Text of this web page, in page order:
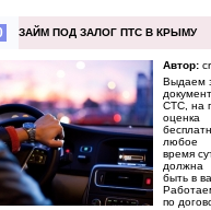
ЗАЙМ ПОД ЗАЛОГ ПТС В КРЫМУ
Автор:
Выдаем
СТС, на
оценка
любое
время
должна
быть в
по